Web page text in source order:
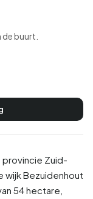
provincie Zuid-
wijkBezuidenhout
54 hectare,
buurt.